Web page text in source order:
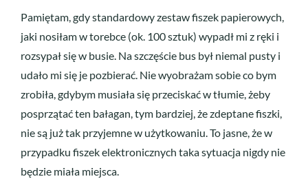
Pamiętam, gdy standardowy zestaw fiszek papierowych,
jaki nosiłam w torebce (ok. 100 sztuk) wypadł mi z ręki i
rozsypał się w busie. Na szczęście bus był niemal pusty i
udało mi się je pozbierać. Nie wyobrażam sobie co bym
zrobiła, gdybym musiała się przeciskać w tłumie, żeby
posprzątać ten bałagan, tym bardziej, że zdeptane fiszki,
nie są już tak przyjemne w użytkowaniu. To jasne, że w
przypadku fiszek elektronicznych taka sytuacja nigdy nie
będzie miała miejsca.